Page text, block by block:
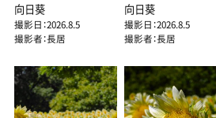
向日葵
撮影日：2026.8.5
撮影者：長居
向日葵
撮影日：2026.8.5
撮影者：長居